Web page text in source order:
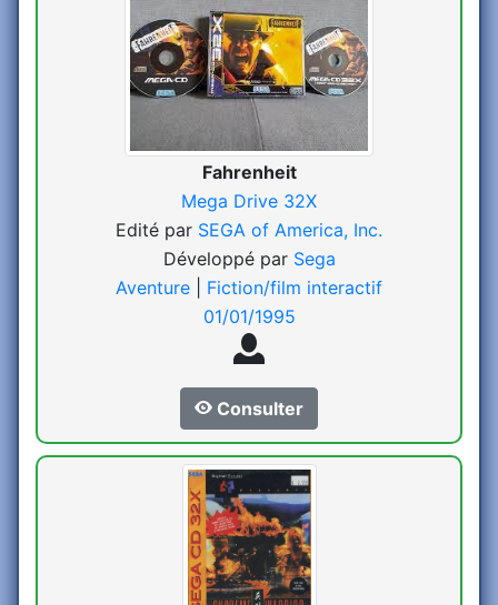
Fahrenheit
Mega Drive 32X
Edité par SEGA of America, Inc.
Développé par Sega
Aventure
Fiction/film interactif
01/01/1995
Consulter